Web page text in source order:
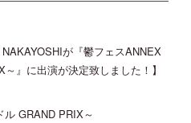
が『鬱フェスANNEX
』に出演が決定致しました！】
GRAND PRIX～